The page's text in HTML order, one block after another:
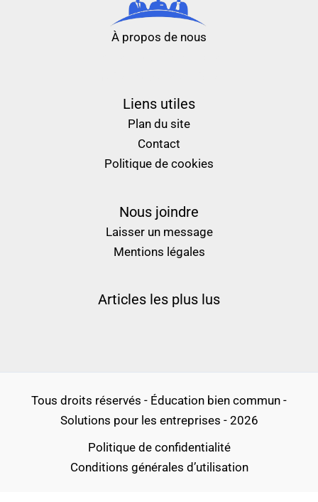
À propos de nous
Liens utiles
Plan du site
Contact
Politique de cookies
Nous joindre
Laisser un message
Mentions légales
Articles les plus lus
Tous droits réservés - Éducation bien commun -
Solutions pour les entreprises - 2026
Politique de confidentialité
Conditions générales d’utilisation